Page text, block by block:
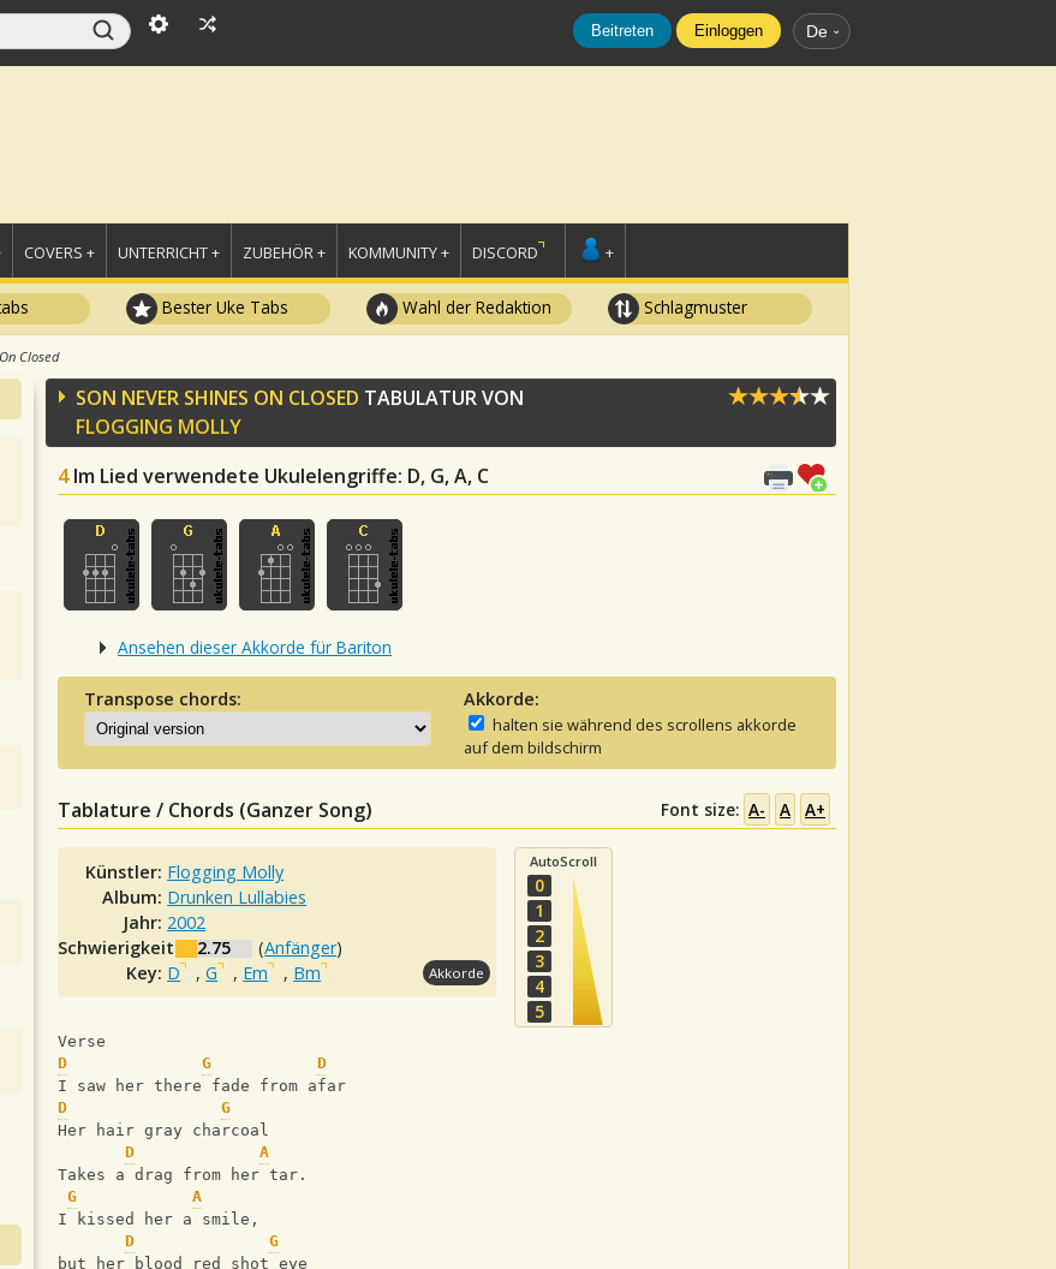
Beitreten Einloggen De
COVERS + UNTERRICHT + ZUBEHÖR + KOMMUNITY + DISCORD +
Bester Uke Tabs Wahl der Redaktion Schlagmuster
Closed
SON NEVER SHINES ON CLOSED TABULATUR VON
FLOGGING MOLLY
4 Im Lied verwendete Ukulelengriffe: D, G, A, C
Ansehen dieser Akkorde für Bariton
Transpose chords: Akkorde:
halten sie während des scrollens akkorde
auf dem bildschirm
Tablature / Chords (Ganzer Song) Font size: A- A A+
Künstler: Flogging Molly
Album: Drunken Lullabies
Jahr: 2002
Schwierigkeit:
2.75 (Anfänger)
Key: D ,G , Em , Bm Akkorde
AutoScroll
0
1
2
3
4
5
Verse
D
G
D
I saw her there fade from afar
D
G
Her hair gray charcoal
D
A
Takes a drag from her tar.
G
A
I kissed her a smile,
D
G
but her blood red shot eye